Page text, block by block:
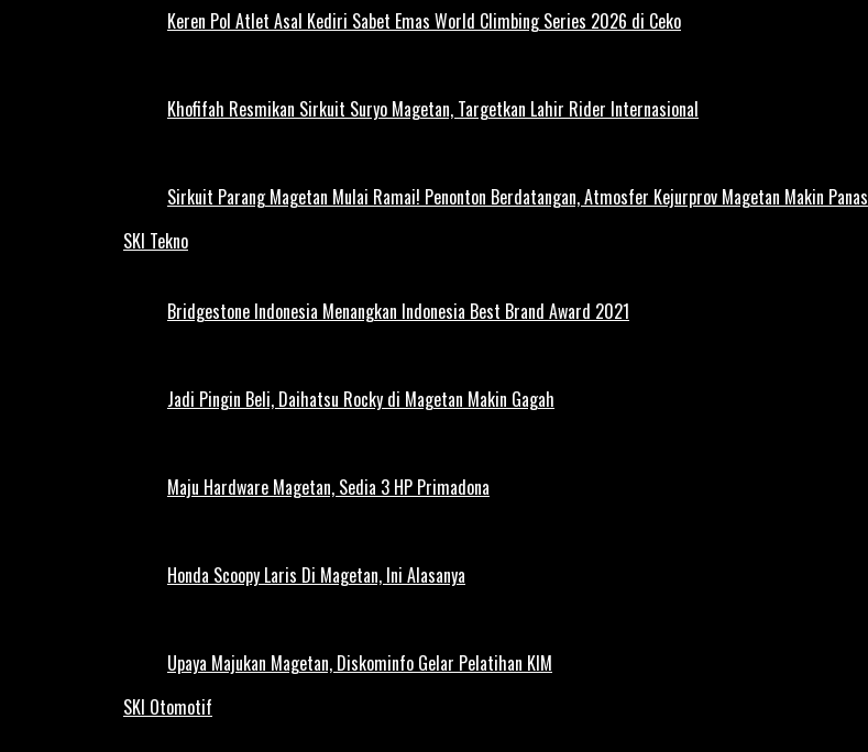
Keren Pol Atlet Asal Kediri Sabet Emas World Climbing Series 2026 di Ceko
Khofifah Resmikan Sirkuit Suryo Magetan, Targetkan Lahir Rider Internasional
Sirkuit Parang Magetan Mulai Ramai! Penonton Berdatangan, Atmosfer Kejurprov Magetan Makin Panas
SKI Tekno
Bridgestone Indonesia Menangkan Indonesia Best Brand Award 2021
Jadi Pingin Beli, Daihatsu Rocky di Magetan Makin Gagah
Maju Hardware Magetan, Sedia 3 HP Primadona
Honda Scoopy Laris Di Magetan, Ini Alasanya
Upaya Majukan Magetan, Diskominfo Gelar Pelatihan KIM
SKI Otomotif